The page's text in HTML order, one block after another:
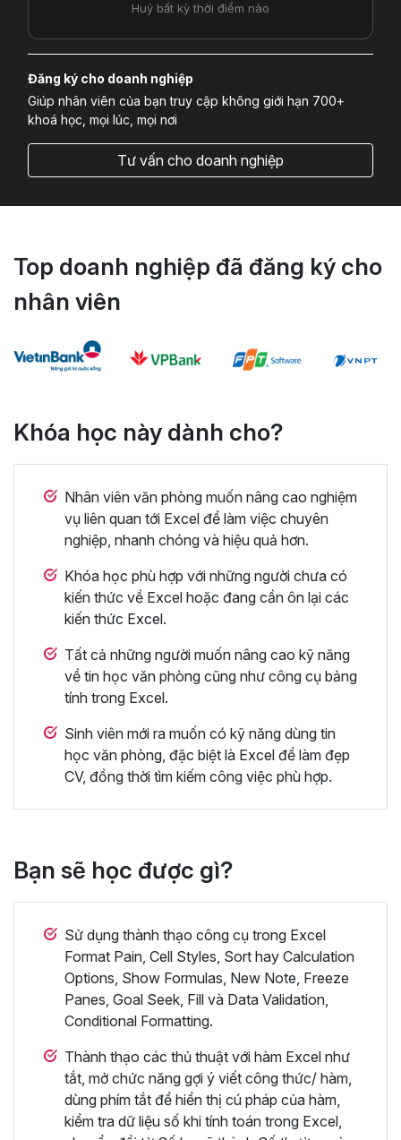
Huỷ bất kỳ thời điểm nào
Đăng ký cho doanh nghiệp
Giúp nhân viên của bạn truy cập không giới hạn 700+
khoá học, mọi lúc, mọi nơi
Tư vấn cho doanh nghiệp
Top doanh nghiệp đã đăng ký cho
nhân viên
Khóa học này dành cho?
Nhân viên văn phòng muốn nâng cao nghiệm
vụ liên quan tới Excel để làm việc chuyên
nghiệp, nhanh chóng và hiệu quả hơn.
Khóa học phù hợp với những người chưa có
kiến thức về Excel hoặc đang cần ôn lại các
kiến thức Excel.
Tất cả những người muốn nâng cao kỹ năng
về tin học văn phòng cũng như công cụ bảng
tính trong Excel.
Sinh viên mới ra muốn có kỹ năng dùng tin
học văn phòng, đặc biệt là Excel để làm đẹp
CV, đồng thời tìm kiếm công việc phù hợp.
Bạn sẽ học được gì?
Sử dụng thành thạo công cụ trong Excel
Format Pain, Cell Styles, Sort hay Calculation
Options, Show Formulas, New Note, Freeze
Panes, Goal Seek, Fill và Data Validation,
Conditional Formatting.
Thành thạo các thủ thuật với hàm Excel như
tắt, mở chức năng gợi ý viết công thức/ hàm,
dùng phím tắt để hiển thị cú pháp của hàm,
kiểm tra dữ liệu số khi tính toán trong Excel,